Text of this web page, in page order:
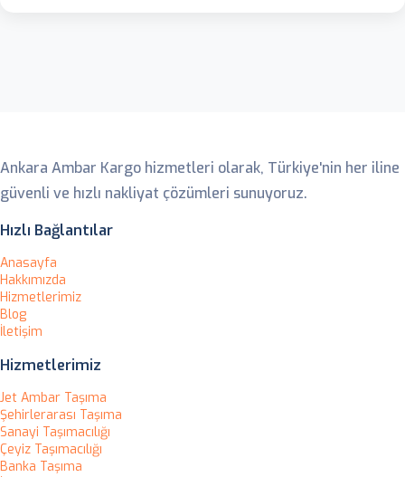
Ankara Ambar Kargo hizmetleri olarak, Türkiye'nin her iline
güvenli ve hızlı nakliyat çözümleri sunuyoruz.
Hızlı Bağlantılar
Anasayfa
Hakkımızda
Hizmetlerimiz
Blog
İletişim
Hizmetlerimiz
Jet Ambar Taşıma
Şehirlerarası Taşıma
Sanayi Taşımacılığı
Çeyiz Taşımacılığı
Banka Taşıma